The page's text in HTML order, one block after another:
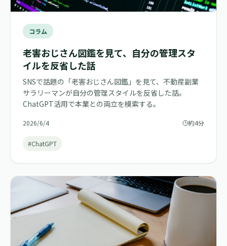
コラム
老害おじさん図鑑を見て、自分の管理スタ
イルを反省した話
SNSで話題の「老害おじさん図鑑」を見て、不動産副業
サラリーマンが自分の管理スタイルを反省した話。
ChatGPT活用で本業との両立を模索する。
2026/6/4 約4分
#ChatGPT